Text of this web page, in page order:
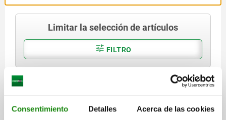
Consentimiento Detalles Acerca de las cookies
Limitar la selección de artículos
FILTRO